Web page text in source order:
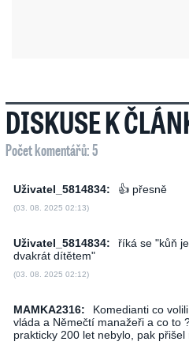
DISKUSE K
Počet komentářů: 5
Uživatel_5814834: 👍 přesně
(03. 08. 2025 02:13)
Uživatel_5814834:
říká se "kůň
dvakrát dítětem"
(03. 08. 2025 02:12)
MAMKA2316:
Komedianti co
vláda a Němečtí manažeři a co to
prakticky 200 let nebylo, pak přišel